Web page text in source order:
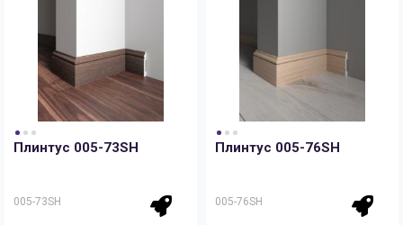
Плинтус 005-73SH
005-73SH
Плинтус 005-76SH
005-76SH